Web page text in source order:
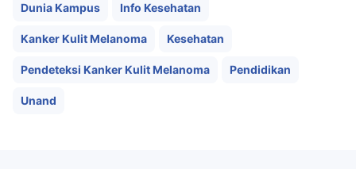
Dunia Kampus Info Kesehatan
Kanker Kulit Melanoma Kesehatan
Pendeteksi Kanker Kulit Melanoma Pendidikan
Unand